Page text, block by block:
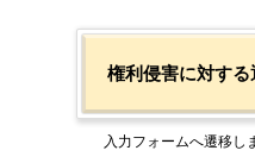
権利侵害に対する
入力フォームへ遷移し